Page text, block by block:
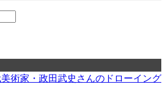
術家・政田武史さんのドローイング